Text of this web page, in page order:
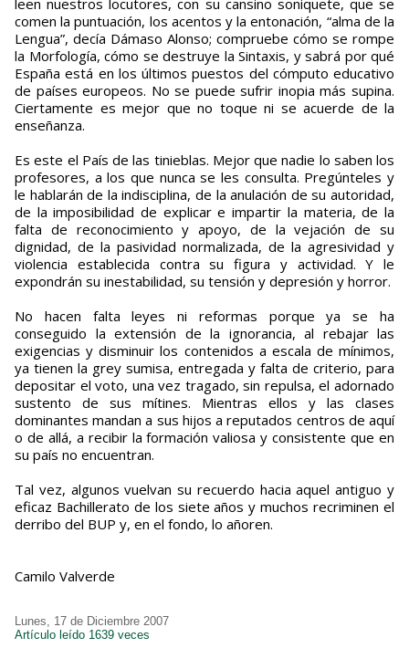
leen nuestros locutores, con su cansino soniquete, que se
comen la puntuación, los acentos y la entonación, “alma de la
Lengua”, decía Dámaso Alonso; compruebe cómo se rompe
la Morfología, cómo se destruye la Sintaxis, y sabrá por qué
España está en los últimos puestos del cómputo educativo
de países europeos. No se puede sufrir inopia más supina.
Ciertamente es mejor que no toque ni se acuerde de la
enseñanza.
Es este el País de las tinieblas. Mejor que nadie lo saben los
profesores, a los que nunca se les consulta. Pregúnteles y
le hablarán de la indisciplina, de la anulación de su autoridad,
de la imposibilidad de explicar e impartir la materia, de la
falta de reconocimiento y apoyo, de la vejación de su
dignidad, de la pasividad normalizada, de la agresividad y
violencia establecida contra su figura y actividad. Y le
expondrán su inestabilidad, su tensión y depresión y horror.
No hacen falta leyes ni reformas porque ya se ha
conseguido la extensión de la ignorancia, al rebajar las
exigencias y disminuir los contenidos a escala de mínimos,
ya tienen la grey sumisa, entregada y falta de criterio, para
depositar el voto, una vez tragado, sin repulsa, el adornado
sustento de sus mítines. Mientras ellos y las clases
dominantes mandan a sus hijos a reputados centros de aquí
o de allá, a recibir la formación valiosa y consistente que en
su país no encuentran.
Tal vez, algunos vuelvan su recuerdo hacia aquel antiguo y
eficaz Bachillerato de los siete años y muchos recriminen el
derribo del BUP y, en el fondo, lo añoren.
Camilo Valverde
Lunes, 17 de Diciembre 2007
Artículo leído 1639 veces